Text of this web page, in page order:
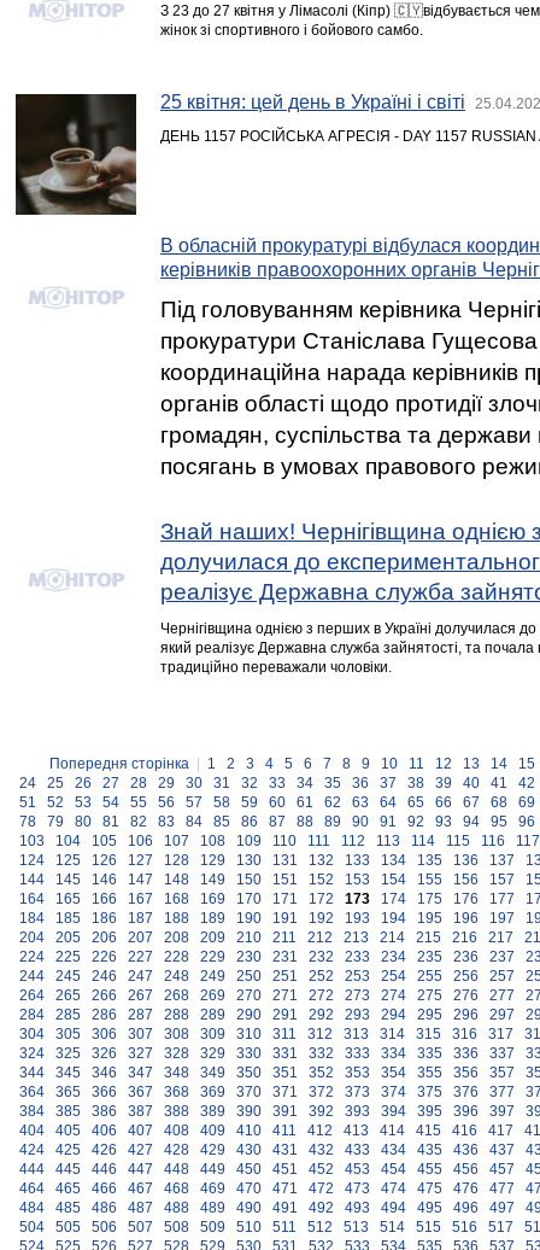
З 23 до 27 квітня у Лімасолі (Кіпр) 🇨🇾відбувається
жінок зі спортивного і бойового самбо.
25 квітня: цей день в Україні і світі
ДЕНЬ 1157 РОСІЙСЬКА АГРЕСІЯ - DAY 1157 RUSSIAN
В обласній прокуратурі відбулася
керівників правоохоронних органів
Під головуванням керівника
прокуратури Станіслава Гущесова
координаційна нарада керівників
органів області щодо протидії
громадян, суспільства та держави
посягань в умовах правового
Знай наших! Чернігівщина однією
долучилася до
реалізує Державна служба
Чернігівщина однією з перших в Україні долучилася
який реалізує Державна служба зайнятості, та почала
традиційно переважали чоловіки.
Попередня сторінка 1 2 3 4 5 6 7 8 9 10 11 12 13 14
15
24
25 26 27 28 29 30 31 32 33 34 35 36 37 38 39 40 41
42
51
52 53 54 55 56 57 58 59 60 61 62 63 64 65 66 67 68
69
78
79 80 81 82 83 84 85 86 87 88 89 90 91 92 93 94 95
96
103
104 105 106 107 108 109 110 111 112 113 114 115 116
117
124
125 126 127 128 129 130 131 132 133 134 135 136 137
144
145 146 147 148 149 150 151 152 153 154 155 156 157
164
165 166 167 168 169 170 171 172 173 174 175 176 177
184
185 186 187 188 189 190 191 192 193 194 195 196 197
204
205 206 207 208 209 210 211 212 213 214 215 216 217
224
225 226 227 228 229 230 231 232 233 234 235 236 237
244
245 246 247 248 249 250 251 252 253 254 255 256 257
264
265 266 267 268 269 270 271 272 273 274 275 276 277
284
285 286 287 288 289 290 291 292 293 294 295 296 297
304
305 306 307 308 309 310 311 312 313 314 315 316 317
324
325 326 327 328 329 330 331 332 333 334 335 336 337
344
345 346 347 348 349 350 351 352 353 354 355 356 357
364
365 366 367 368 369 370 371 372 373 374 375 376 377
384
385 386 387 388 389 390 391 392 393 394 395 396 397
404
405 406 407 408 409 410 411 412 413 414 415 416 417
424
425 426 427 428 429 430 431 432 433 434 435 436 437
444
445 446 447 448 449 450 451 452 453 454 455 456 457
464
465 466 467 468 469 470 471 472 473 474 475 476 477
484
485 486 487 488 489 490 491 492 493 494 495 496 497
504
505 506 507 508 509 510 511 512 513 514 515 516 517
524
525 526 527 528 529 530 531 532 533 534 535 536 537